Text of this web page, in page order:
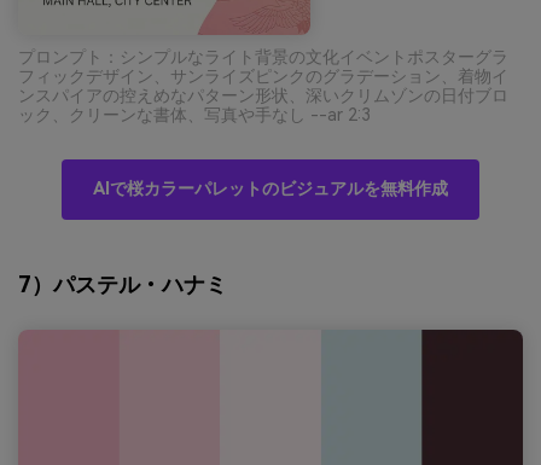
プロンプト：シンプルなライト背景の文化イベントポスターグラ
フィックデザイン、サンライズピンクのグラデーション、着物イ
ンスパイアの控えめなパターン形状、深いクリムゾンの日付ブロ
ック、クリーンな書体、写真や手なし --ar 2:3
AIで桜カラーパレットのビジュアルを無料作成
7）パステル・ハナミ